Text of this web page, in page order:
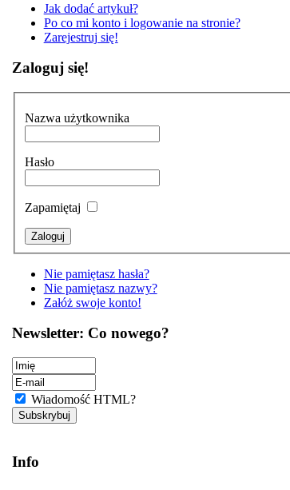
Jak dodać artykuł?
Po co mi konto i logowanie na stronie?
Zarejestruj się!
Zaloguj się!
Nazwa użytkownika
Hasło
Zapamiętaj
Nie pamiętasz hasła?
Nie pamiętasz nazwy?
Załóż swoje konto!
Newsletter: Co nowego?
Wiadomość HTML?
Info